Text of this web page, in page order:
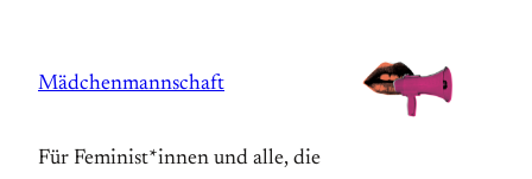
springen
Mädchenmannschaft
Für Feminist*innen und alle, die